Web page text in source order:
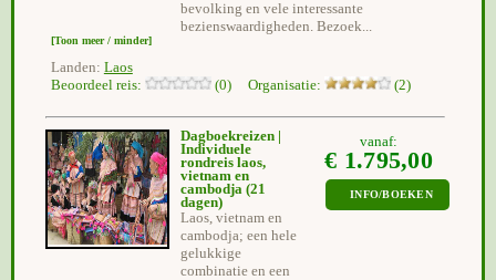
bevolking en vele interessante
bezienswaardigheden. Bezoek...
[Toon meer / minder]
Landen: Laos
Beoordeel reis:
(0) Organisatie: (2)
vanaf:
€ 1.795,00
INFO/BOEKEN
Dagboekreizen |
Individuele
rondreis laos,
vietnam en
cambodja (21
dagen)
Laos, vietnam en
cambodja; een hele
gelukkige
combinatie en een